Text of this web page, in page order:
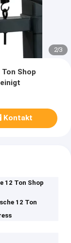
2/3
Shop
Kontakt
12 Ton Shop
12 Ton